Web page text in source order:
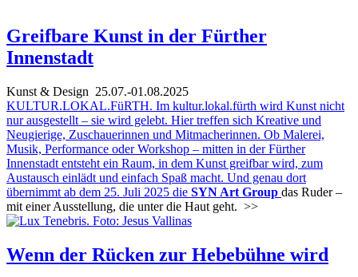
Greifbare Kunst in der Fürther
Innenstadt
Kunst & Design 25.07.-01.08.2025
KULTUR.LOKAL.FüRTH. Im kultur.lokal.fürth wird Kunst nicht
nur ausgestellt – sie wird gelebt. Hier treffen sich Kreative und
Neugierige, Zuschauerinnen und Mitmacherinnen. Ob Malerei,
Musik, Performance oder Workshop – mitten in der Fürther
Innenstadt entsteht ein Raum, in dem Kunst greifbar wird, zum
Austausch einlädt und einfach Spaß macht. Und genau dort
übernimmt ab dem 25. Juli 2025 die SYN Art Group das Ruder –
mit einer Ausstellung, die unter die Haut geht. >>
Wenn der Rücken zur Hebebühne wird